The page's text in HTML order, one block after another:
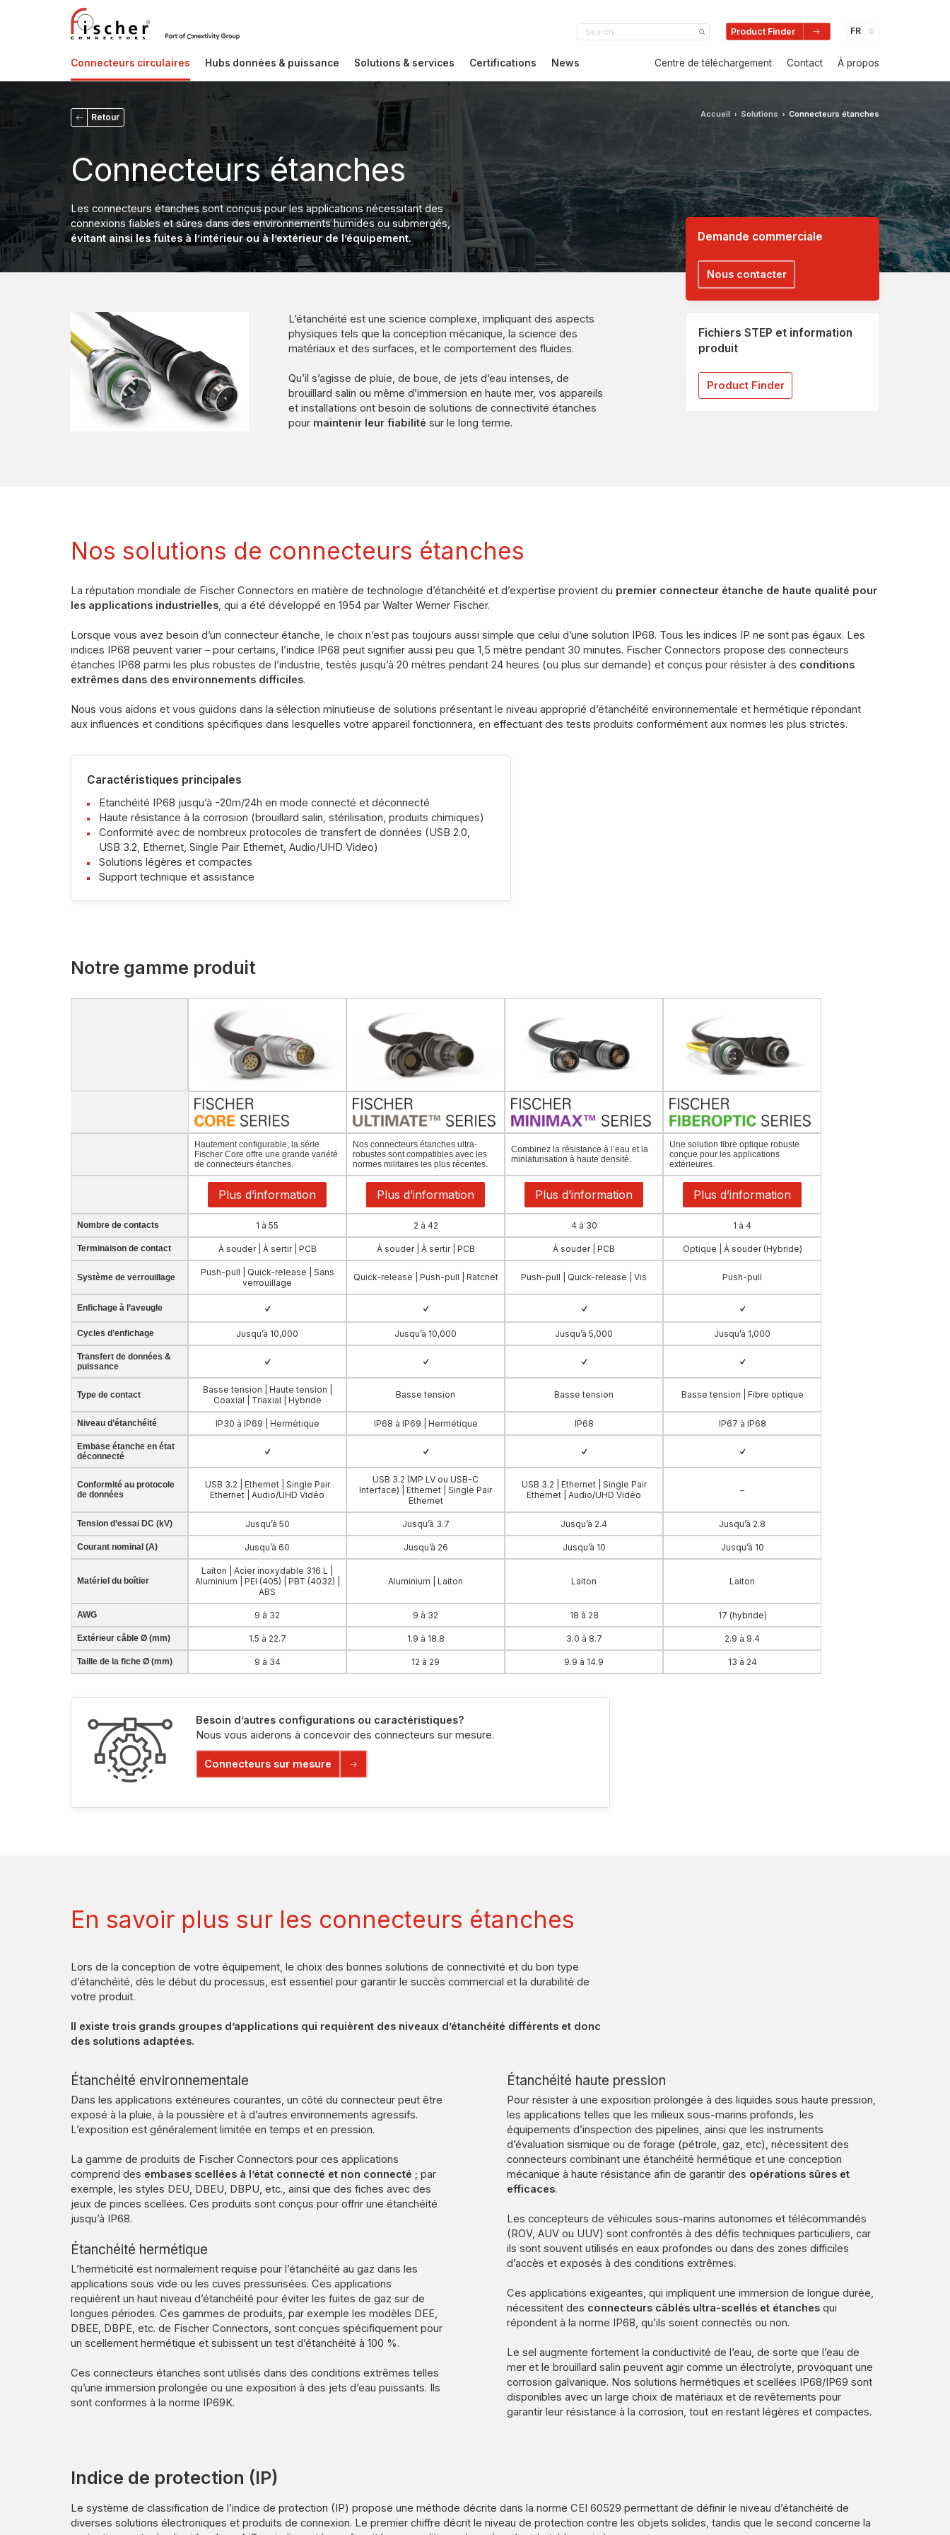
Product Finder
Connecteurs circulaires Hubs données & puissance Solutions & services Certifications News Centre de téléchargement Contact À propos
Retour Accueil › Solutions › Connecteurs étanches
Connecteurs étanches
Les connecteurs étanches sont conçus pour les applications nécessitant des
connexions fiables et sûres dans des environnements humides ou submergés,
évitant ainsi les fuites à l’intérieur ou à l’extérieur de l’équipement.
L’étanchéité est une science complexe, impliquant des aspects
physiques tels que la conception mécanique, la science des
matériaux et des surfaces, et le comportement des fluides.
Qu’il s’agisse de pluie, de boue, de jets d’eau intenses, de
brouillard salin ou même d’immersion en haute mer, vos appareils
et installations ont besoin de solutions de connectivité étanches
pour maintenir leur fiabilité sur le long terme.
Demande commerciale
Nous contacter
Fichiers STEP et information
produit
Product Finder
Nos solutions de connecteurs étanches
La réputation mondiale de Fischer Connectors en matière de technologie d’étanchéité et d’expertise provient du premier connecteur étanche de haute qualité pour
les applications industrielles , qui a été développé en 1954 par Walter Werner Fischer.
Lorsque vous avez besoin d’un connecteur étanche, le choix n’est pas toujours aussi simple que celui d’une solution IP68. Tous les indices IP ne sont pas égaux. Les
indices IP68 peuvent varier – pour certains, l’indice IP68 peut signifier aussi peu que 1,5 mètre pendant 30 minutes. Fischer Connectors propose des connecteurs
étanches IP68 parmi les plus robustes de l’industrie, testés jusqu’à 20 mètres pendant 24 heures (ou plus sur demande) et conçus pour résister à des conditions
extrêmes dans des environnements difficiles.
Nous vous aidons et vous guidons dans la sélection minutieuse de solutions présentant le niveau approprié d’étanchéité environnementale et hermétique répondant
aux influences et conditions spécifiques dans lesquelles votre appareil fonctionnera, en effectuant des tests produits conformément aux normes les plus strictes.
Caractéristiques principales
Etanchéité IP68 jusqu’à -20m/24h en mode connecté et déconnecté
Haute résistance à la corrosion (brouillard salin, stérilisation, produits chimiques)
Conformité avec de nombreux protocoles de transfert de données (USB 2.0,
USB 3.2, Ethernet, Single Pair Ethernet, Audio/UHD Video)
Solutions légères et compactes
Support technique et assistance
Notre gamme produit
Hautement configurable, la série
Fischer Core offre une grande variété
de connecteurs étanches.
Nos connecteurs étanches ultra-
robustes sont compatibles avec les
normes militaires les plus récentes.
Combinez la résistance à l’eau et la
miniaturisation à haute densité.
Une solution fibre optique robuste
conçue pour les applications
extérieures.
Plus d’information Plus d’information Plus d’information Plus d’information
Nombre de contacts 1 à 55 2 à 42 4 à 30 1 à 4
Terminaison de contact À souder | À sertir | PCB À souder | À sertir | PCB À souder | PCB Optique | À souder (Hybride)
Système de verrouillage
Push-pull | Quick-release | Sans
verrouillage
Quick-release | Push-pull | Ratchet Push-pull | Quick-release | Vis Push-pull
Enfichage à l’aveugle
Cycles d’enfichage Jusqu’à 10,000 Jusqu’à 10,000 Jusqu’à 5,000 Jusqu’à 1,000
Transfert de données &
puissance
Type de contact
Basse tension | Haute tension |
Coaxial | Triaxial | Hybride
Basse tension Basse tension Basse tension | Fibre optique
Niveau d’étanchéité IP30 à IP69 | Hermétique IP68 à IP69 | Hermétique IP68 IP67 à IP68
Embase étanche en état
déconnecté
Conformité au protocole
de données
USB 3.2 | Ethernet | Single Pair
Ethernet | Audio/UHD Vidéo
USB 3.2 (MP LV ou USB-C
Interface) | Ethernet | Single Pair
Ethernet
USB 3.2 | Ethernet | Single Pair
Ethernet | Audio/UHD Vidéo
–
Tension d’essai DC (kV) Jusqu’à 50 Jusqu’à 3.7 Jusqu’à 2.4 Jusqu’à 2.8
Courant nominal (A) Jusqu’à 60 Jusqu’à 26 Jusqu’à 10 Jusqu’à 10
Matériel du boîtier
Laiton | Acier inoxydable 316 L |
Aluminium | PEI (405) | PBT (4032) |
ABS
Aluminium | Laiton Laiton Laiton
AWG 9 à 32 9 à 32 18 à 28 17 (hybride)
Extérieur câble Ø (mm) 1.5 à 22.7 1.9 à 18.8 3.0 à 8.7 2.9 à 9.4
Taille de la fiche Ø (mm) 9 à 34 12 à 29 9.9 à 14.9 13 à 24
Besoin d’autres configurations ou caractéristiques?
Nous vous aiderons à concevoir des connecteurs sur mesure.
Connecteurs sur mesure
En savoir plus sur les connecteurs étanches
Lors de la conception de votre équipement, le choix des bonnes solutions de connectivité et du bon type
d’étanchéité, dès le début du processus, est essentiel pour garantir le succès commercial et la durabilité de
votre produit.
Il existe trois grands groupes d’applications qui requièrent des niveaux d’étanchéité différents et donc
des solutions adaptées.
Étanchéité environnementale
Dans les applications extérieures courantes, un côté du connecteur peut être
exposé à la pluie, à la poussière et à d’autres environnements agressifs.
L’exposition est généralement limitée en temps et en pression.
La gamme de produits de Fischer Connectors pour ces applications
comprend des embases scellées à l’état connecté et non connecté ; par
exemple, les styles DEU, DBEU, DBPU, etc., ainsi que des fiches avec des
jeux de pinces scellées. Ces produits sont conçus pour offrir une étanchéité
jusqu’à IP68.
Étanchéité hermétique
L’herméticité est normalement requise pour l’étanchéité au gaz dans les
applications sous vide ou les cuves pressurisées. Ces applications
requièrent un haut niveau d’étanchéité pour éviter les fuites de gaz sur de
longues périodes. Ces gammes de produits, par exemple les modèles DEE,
DBEE, DBPE, etc. de Fischer Connectors, sont conçues spécifiquement pour
un scellement hermétique et subissent un test d’étanchéité à 100 %.
Ces connecteurs étanches sont utilisés dans des conditions extrêmes telles
qu’une immersion prolongée ou une exposition à des jets d’eau puissants. Ils
sont conformes à la norme IP69K.
Étanchéité haute pression
Pour résister à une exposition prolongée à des liquides sous haute pression,
les applications telles que les milieux sous-marins profonds, les
équipements d’inspection des pipelines, ainsi que les instruments
d’évaluation sismique ou de forage (pétrole, gaz, etc), nécessitent des
connecteurs combinant une étanchéité hermétique et une conception
mécanique à haute résistance afin de garantir des opérations sûres et
efficaces.
Les concepteurs de véhicules sous-marins autonomes et télécommandés
(ROV, AUV ou UUV) sont confrontés à des défis techniques particuliers, car
ils sont souvent utilisés en eaux profondes ou dans des zones difficiles
d’accès et exposés à des conditions extrêmes.
Ces applications exigeantes, qui impliquent une immersion de longue durée,
nécessitent des connecteurs câblés ultra-scellés et étanchesqui
répondent à la norme IP68, qu’ils soient connectés ou non.
Le sel augmente fortement la conductivité de l’eau, de sorte que l’eau de
mer et le brouillard salin peuvent agir comme un électrolyte, provoquant une
corrosion galvanique. Nos solutions hermétiques et scellées IP68/IP69 sont
disponibles avec un large choix de matériaux et de revêtements pour
garantir leur résistance à la corrosion, tout en restant légères et compactes.
Indice de protection (IP)
Le système de classification de l’indice de protection (IP) propose une méthode décrite dans la norme CEI 60529 permettant de définir le niveau d’étanchéité de
diverses solutions électroniques et produits de connexion. Le premier chiffre décrit le niveau de protection contre les objets solides, tandis que le second concerne la